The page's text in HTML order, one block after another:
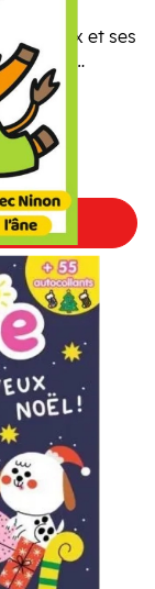
ses jeux et ses
de
un
?